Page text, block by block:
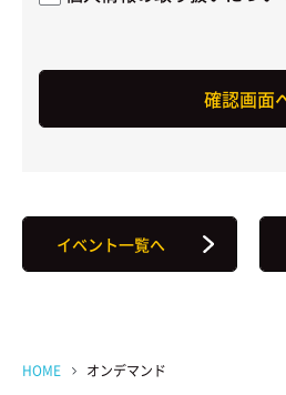
イベント一覧へ
HOME オンデマンド